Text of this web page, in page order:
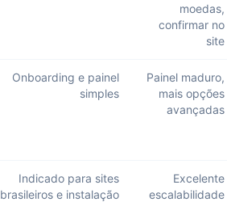
moedas,
confirmar no
site
Onboarding e painel
simples
Painel maduro,
mais opções
avançadas
Indicado para sites
brasileiros e instalação
Excelente
escalabilidade